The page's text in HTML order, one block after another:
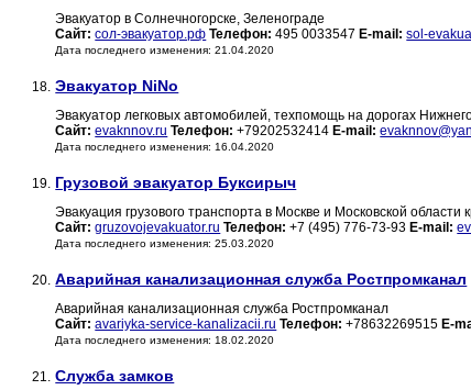
Эвакуатор в Солнечногорске, Зеленограде
Сайт: сол-эвакуатор.рф Телефон: 495 0033547 E-mail: sol-
Дата последнего изменения: 21.04.2020
18. Эвакуатор NiNo
Эвакуатор легковых автомобилей, техпомощь на дорогах
Сайт: evaknnov.ru Телефон: +79202532414 E-mail:
Дата последнего изменения: 16.04.2020
19. Грузовой эвакуатор Буксирыч
Эвакуация грузового транспорта в Москве и Московской области
Сайт: gruzovojevakuator.ru Телефон: +7 (495) 776-73-93 E-mail:
Дата последнего изменения: 25.03.2020
20. Аварийная канализационная служба Ростпромканал
Аварийная канализационная служба Ростпромканал
Сайт: avariyka-service-kanalizacii.ru Телефон: +78632269515 E-
Дата последнего изменения: 18.02.2020
21. Служба замков